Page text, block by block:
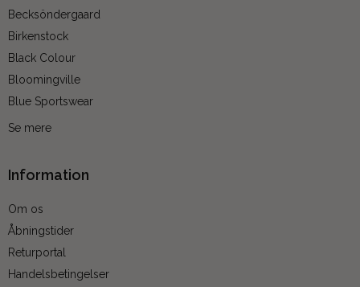
Becksöndergaard
Birkenstock
Black Colour
Bloomingville
Blue Sportswear
Se mere
Information
Om os
Åbningstider
Returportal
Handelsbetingelser